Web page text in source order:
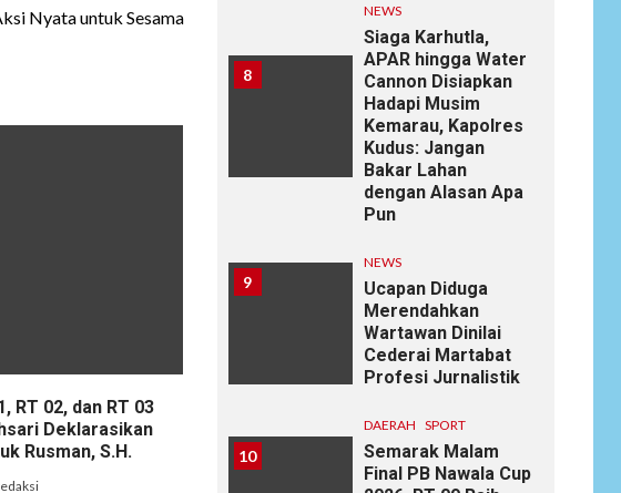
Nyata untuk Sesama
RT 02, dan RT 03
Deklarasikan
Rusman, S.H.
8
NEWS
Siaga Karhutla,
APAR hingga Water
Cannon Disiapkan
Hadapi Musim
Kemarau, Kapolres
Kudus: Jangan
Bakar Lahan
dengan Alasan Apa
Pun
9
NEWS
Ucapan Diduga
Merendahkan
Wartawan Dinilai
Cederai Martabat
Profesi Jurnalistik
10
DAERAH SPORT
Semarak Malam
Final PB Nawala Cup